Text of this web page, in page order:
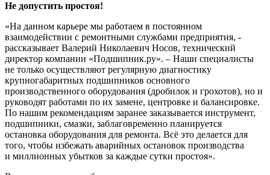
Не допустить простоя!
«На данном карьере мы работаем в постоянном
взаимодействии с ремонтными службами предприятия, -
рассказывает Валерий Николаевич Носов, технический
директор компании «Подшипник.ру». – Наши специалисты
не только осуществляют регулярную диагностику
крупногабаритных подшипников основного
производственного оборудования (дробилок и грохотов), но и
руководят работами по их замене, центровке и балансировке.
По нашим рекомендациям заранее заказывается инструмент,
подшипники, смазки, заблаговременно планируется
остановка оборудования для ремонта. Всё это делается для
того, чтобы избежать аварийных остановок производства
и миллионных убытков за каждые сутки простоя».